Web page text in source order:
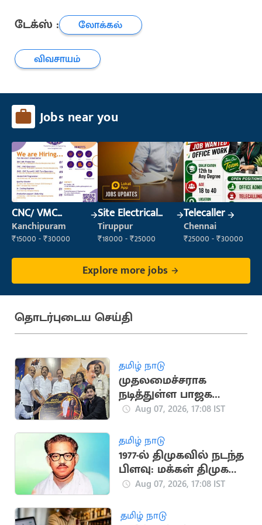
டேக்ஸ் :
லோக்கல்
விவசாயம்
Jobs near you
CNC/ VMC
Operator
Kanchipuram
₹15000 - ₹30000
Site Electrical
Engineer
Tiruppur
₹18000 - ₹25000
Telecaller
Chennai
₹25000 - ₹30000
Explore more jobs
தொடர்புடைய செய்தி
தமிழ் நாடு
முதலமைச்சராக
நடித்துள்ள பாஜக
மூத்த தலைவர்
Aug 07, 2026, 17:08 IST
தமிழ் நாடு
1977-ல் திமுகவில் நடந்த
பிளவு: மக்கள் திமுக
உருவான வரலாறு!
Aug 07, 2026, 17:08 IST
தமிழ் நாடு